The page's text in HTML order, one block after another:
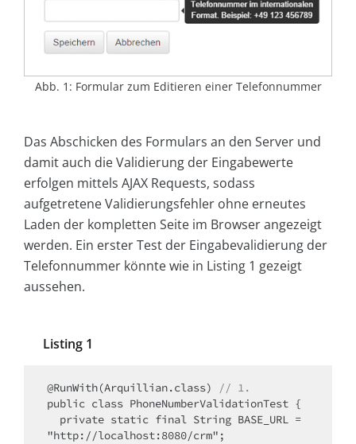
Abb. 1: Formular zum Editieren einer Telefonnummer
Das Abschicken des Formulars an den Server und
damit auch die Validierung der Eingabewerte
erfolgen mittels AJAX Requests, sodass
aufgetretene Validierungsfehler ohne erneutes
Laden der kompletten Seite im Browser angezeigt
werden. Ein erster Test der Eingabevalidierung der
Telefonnummer könnte wie in Listing 1 gezeigt
aussehen.
Listing 1
@RunWith(Arquillian.class)
// 1.
public class PhoneNumberValidationTest {
"http://localhost:8080/crm";